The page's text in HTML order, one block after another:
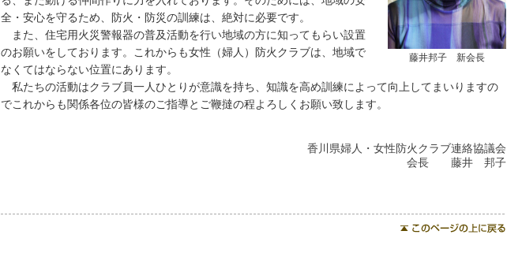
藤井邦子 新会長
全・安心を守るため、防火・防災の訓練は、絶対に必要です。
また、住宅用火災警報器の普及活動を行い地域の方に知ってもらい設置
のお願いをしております。これからも女性（婦人）防火クラブは、地域で
なくてはならない位置にあります。
私たちの活動はクラブ員一人ひとりが意識を持ち、知識を高め訓練によって向上してまいりますの
でこれからも関係各位の皆様のご指導とご鞭撻の程よろしくお願い致します。
香川県婦人・女性防火クラブ連絡協議会
会長 藤井 邦子